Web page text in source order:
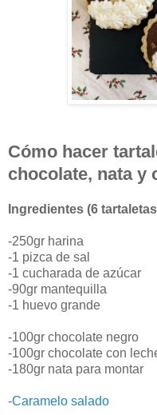
Cómo hacer
chocolate, nata y
Ingredientes (6
-250gr harina
-1 pizca de sal
-1 cucharada de azúcar
-90gr mantequilla
-1 huevo grande
-100gr chocolate negro
-100gr chocolate con
-180gr nata para montar
-Caramelo salado